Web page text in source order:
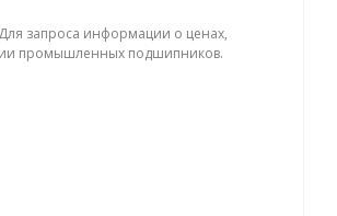
запроса информации о ценах,
промышленных подшипников.